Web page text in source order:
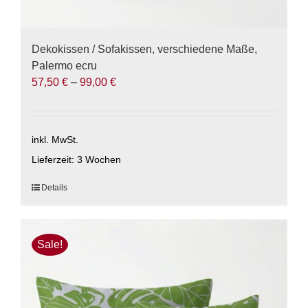
Dekokissen / Sofakissen, verschiedene Maße,
Palermo ecru
57,50 € – 99,00 €
inkl. MwSt.
Lieferzeit: 3 Wochen
Dieses
mehrere
Varianten
Die
Optionen
Details
Sale!